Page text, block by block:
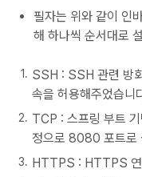
필자는 위와 같이 인
해 하나씩 순서대로
SSH : SSH 관련 방
속을 허용해주었습니
TCP : 스프링 부트
정으로 8080 포트로
HTTPS : HTTPS 연